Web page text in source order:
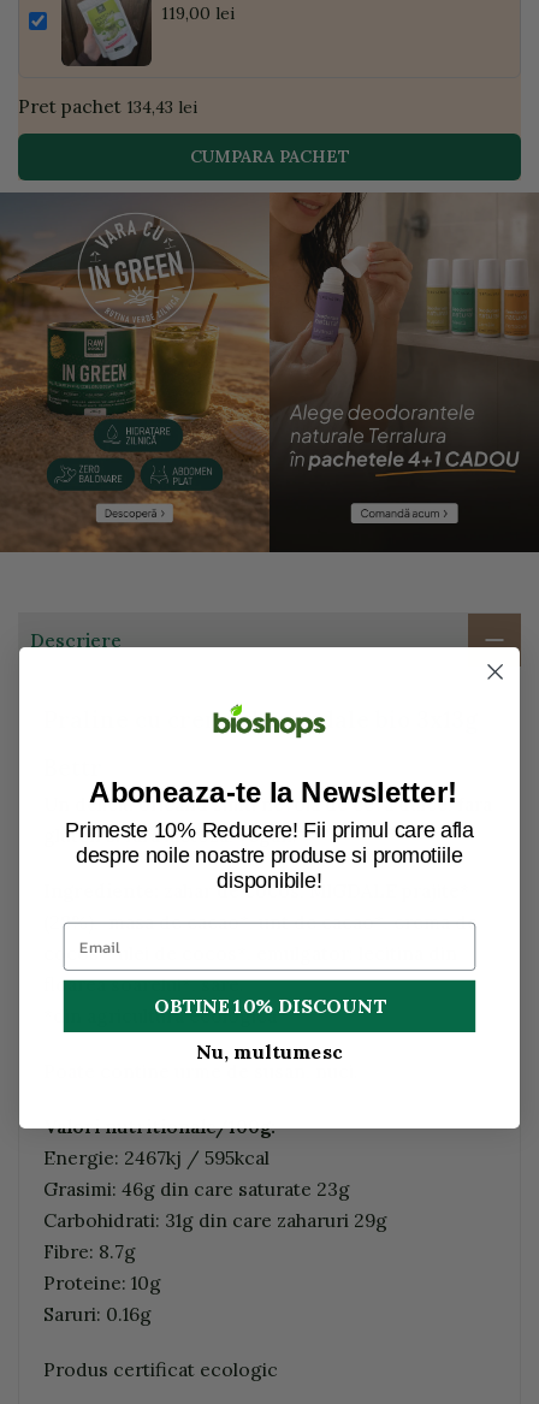
Pudră de Curmale și Ghimbir, ECO, 300g
119,00 lei
Pret pachet 134,43 lei
CUMPARA PACHET
Descriere
Praline cu crema de migdale bio 3x13g
Un deliciu oricand simti nevoia de ceva dulce, fara
gluten si fara lactoza, vegan.
zahar de cocos, MIGDALE prajite*
(28%), masa de cacao*, unt de cacao*, crema de
cocos*, ulei de cocos*, emulgator: lecitina din
floarea soarelui*, sare.
*din agricultura ecologica
Poate contine urme de susan, nuci.
Valori nutritionale/100g:
Energie: 2467kj / 595kcal
Grasimi: 46g din care saturate 23g
Carbohidrati: 31g din care zaharuri 29g
Fibre: 8.7g
Proteine: 10g
Saruri: 0.16g
Produs certificat ecologic
Aboneaza-te la Newsletter!
Primeste 10% Reducere! Fii primul care afla
despre noile noastre produse si promotiile
disponibile!
OBTINE 10% DISCOUNT
Nu, multumesc